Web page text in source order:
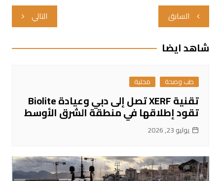
تصفّح
المقالات
السابق التالي
شاهد ايضا
طب وصحة محلية
تقنية XERF تصل إلى دبي وعيادة Biolite
تقود إطلاقها في منطقة الشرق الأوسط
يوليو 23, 2026